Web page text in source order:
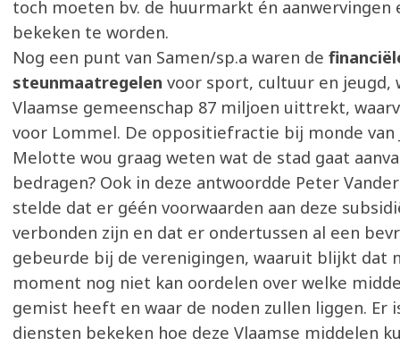
toch moeten bv. de huurmarkt én aanwervingen
bekeken te worden.
Nog een punt van Samen/sp.a waren de
steunmaatregelen voor sport, cultuur en jeugd,
Vlaamse gemeenschap 87 miljoen uittrekt,
voor Lommel. De oppositiefractie bij monde van
Melotte wou graag weten wat de stad gaat
bedragen? Ook in deze antwoordde Peter
stelde dat er géén voorwaarden aan deze
verbonden zijn en dat er ondertussen al een
gebeurde bij de verenigingen, waaruit blijkt dat
moment nog niet kan oordelen over welke
gemist heeft en waar de noden zullen liggen. Er
diensten bekeken hoe deze Vlaamse middelen